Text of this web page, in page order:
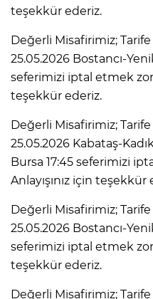
teşekkür ederiz.
Değerli Misafirimiz;
25.05.2026 Bostancı-
seferimizi iptal etmek
teşekkür ederiz.
Değerli Misafirimiz;
25.05.2026 Kabataş-
Bursa 17:45 seferimizi
Anlayışınız için teşekkür
Değerli Misafirimiz;
25.05.2026 Bostancı-
seferimizi iptal etmek
teşekkür ederiz.
Değerli Misafirimiz;